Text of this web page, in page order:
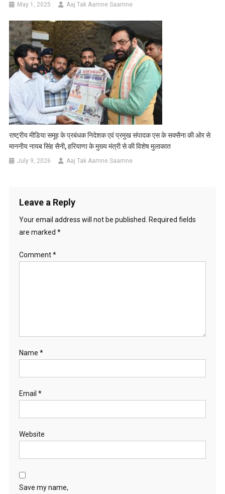
May 1, 2025 Aaj Tak Aamne Saamne
राष्ट्रीय मीडिया समूह के प्रबंधक निदेशक एवं प्रमुख संपादक एस के सक्सैना की ओर से
माननीय नायब सिंह सैनी, हरियाणा के मुख्य मंत्री से की विशेष मुलाकात
July 9, 2026 Aaj Tak Aamne Saamne
Leave a Reply
Your email address will not be published.
Required fields
are marked *
Comment*
Name *
Email *
Website
Save my name,